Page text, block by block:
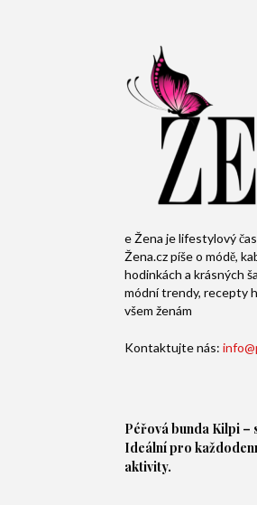
e Žena je lifestylový
Žena.cz píše o módě,
hodinkách a krásných
módní trendy, recepty
všem ženám
Kontaktujte nás:
Péřová bunda Kilpi –
Ideální pro
aktivity.